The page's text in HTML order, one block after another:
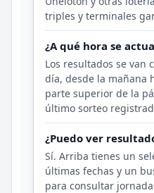
triples y terminales
¿A qué hora se
Los resultados se van
día, desde la mañana
parte superior de la
último sorteo
¿Puedo ver
Sí. Arriba tienes un
últimas fechas y un
para consultar